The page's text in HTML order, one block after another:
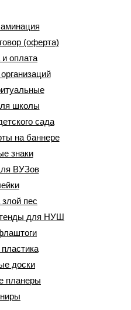
(оферта)
и оплата
школы
сада
на баннере
знаки
ВУЗов
пес
для НУШ
доски
планеры